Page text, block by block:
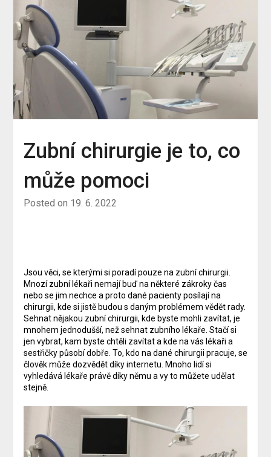
Zubní chirurgie je to, co
může pomoci
Posted on 19. 6. 2022
Jsou věci, se kterými si poradí pouze na zubní chirurgii.
Mnozí zubní lékaři nemají buď na některé zákroky čas
nebo se jim nechce a proto dané pacienty posílají na
chirurgii, kde si jistě budou s daným problémem vědět rady.
Sehnat nějakou zubní chirurgii, kde byste mohli zavítat, je
mnohem jednodušší, než sehnat zubního lékaře. Stačí si
jen vybrat, kam byste chtěli zavítat a kde na vás lékaři a
sestřičky působí dobře. To, kdo na dané chirurgii pracuje, se
člověk může dozvědět díky internetu. Mnoho lidí si
vyhledává lékaře právě díky němu a vy to můžete udělat
stejně.